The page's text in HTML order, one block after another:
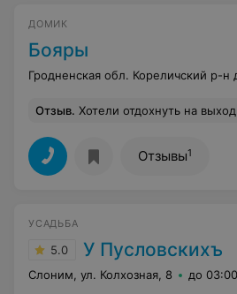
ДОМИК
Бояры
Гродненская обл. Кореличский р-н
Отзыв. Хотели отдохнуть на выходных. На протяжении недели пыталась
Отзывы1
УСАДЬБА
5.0 У Пусловскихъ
Слоним, ул. Колхозная, 8 до 03:00